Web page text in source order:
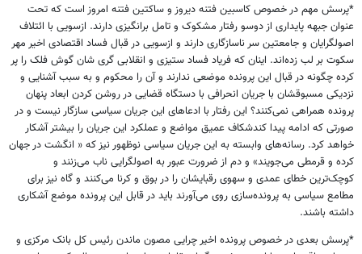
*پرسش مهم در خصوص کاسبین فتنه دیروز و ساکتین فتنه امروز است که تحت
عنوان جبهه پایداری از دوسو رفتار مشکوک و تامل برانگیزی دارند. ازسویی با ائتلاف
اصولگرایان و جامعتین سر ناسازگاری دارند و ازسویی در قبال فساد اقتصادی اخیر مهر
سکوت بر لب زده‌اند. اینان که فریاد فساد ستیزی و انقلابی گری شان گوش فلک را پر
کرده چگونه در قبال این پرونده موضعی ندارند و آن را محکوم و به سبب آشنایی و
نزدیکی مسبوقشان با جریان انحرافی با دستگاه قضایی در روشن کردن ابعاد پنهان
پرونده همراهی نمی‌کنند؟ این رفتار با ادعاهای این جریان سیاسی سازگار نیست و در
صورتی که ادامه پیدا کندشکاف عمیق مواضع و عملکرد این جریان را بیشتر آشکار
خواهد کرد. رسانه‌های وابسته به این جریان سیاسی نوظهور نیز که « انگشت در جهان
کرده و قرمطی می‌جویند» و دم از ضرورت عبور به اصولگرایی ناب می‌زنند و
کوچک‌ترین خطای عمدی و سهوی رقبایشان را در بوق و کرنا می‌کنند و گاه نیز برای
مطامع سیاسی به پرونده‌سازی روی می‌آورند باید در قابل این پرونده موضع آشکاری
داشته باشند.
*پرسش بعدی در خصوص پرونده اخیر چرایی مصون ماندن رئیس کل بانک مرکزی و